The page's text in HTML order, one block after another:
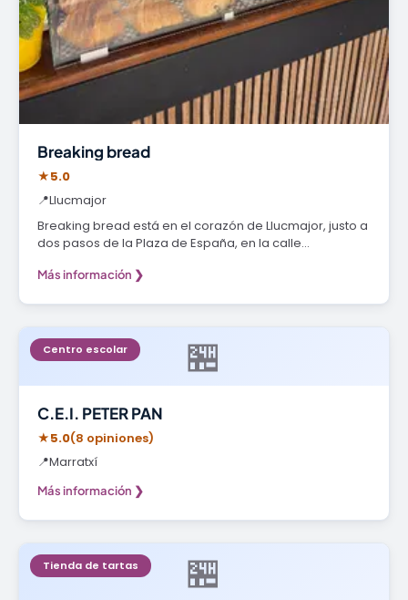
Breaking bread
★5.0
📍Llucmajor
Breaking bread está en el corazón de Llucmajor, justo a
dos pasos de la Plaza de España, en la calle…
Más información ❯
🏪
Centro escolar
C.E.I. PETER PAN
★5.0(8 opiniones)
📍Marratxí
Más información ❯
🏪
Tienda de tartas